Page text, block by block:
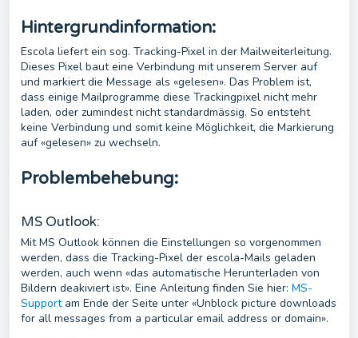
Hintergrundinformation:
Escola liefert ein sog. Tracking-Pixel in der Mailweiterleitung.
Dieses Pixel baut eine Verbindung mit unserem Server auf
und markiert die Message als «gelesen». Das Problem ist,
dass einige Mailprogramme diese Trackingpixel nicht mehr
laden, oder zumindest nicht standardmässig. So entsteht
keine Verbindung und somit keine Möglichkeit, die Markierung
auf «gelesen» zu wechseln.
Problembehebung:
MS Outlook:
Mit MS Outlook können die Einstellungen so vorgenommen
werden, dass die Tracking-Pixel der escola-Mails geladen
werden, auch wenn «das automatische Herunterladen von
Bildern deakiviert ist». Eine Anleitung finden Sie hier: MS-
Supportam Ende der Seite unter «Unblock picture downloads
for all messages from a particular email address or domain».